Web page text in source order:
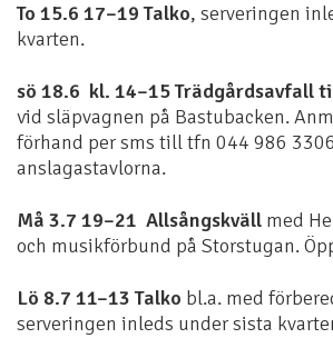
To 15.6 17–19 Talko, serveringen
kvarten.
sö 18.6 kl. 14–15 Trädgårdsavfall
vid släpvagnen på Bastubacken.
förhand per sms till tfn 044 986
anslagastavlorna.
Må 3.7 19–21 Allsångskväll med
och musikförbund på Storstugan.
Lö 8.7 11–13 Talko bl.a. med
serveringen inleds under sista